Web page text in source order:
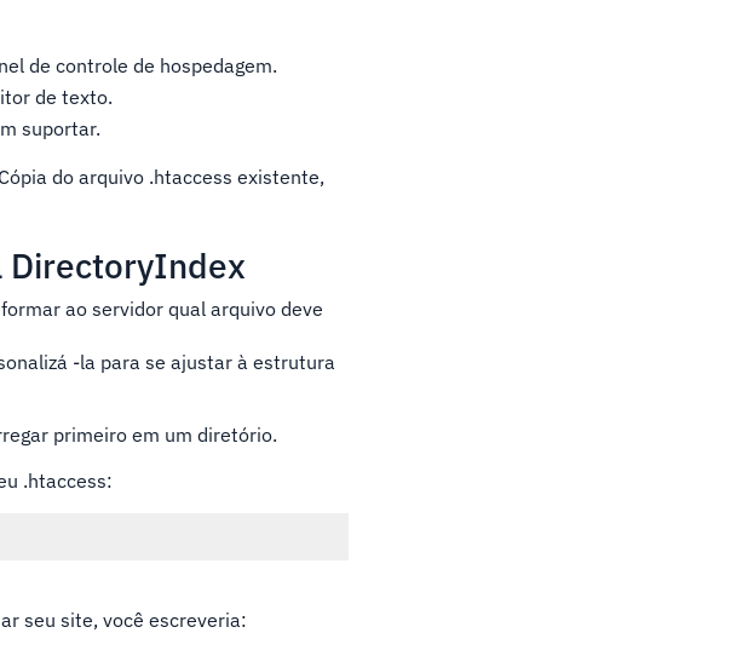
de controle de hospedagem.
de texto.
suportar.
Cópia do arquivo .htaccess existente,
DirectoryIndex
ao servidor qual arquivo deve
-la para se ajustar à estrutura
primeiro em um diretório.
.htaccess:
seu site, você escreveria: